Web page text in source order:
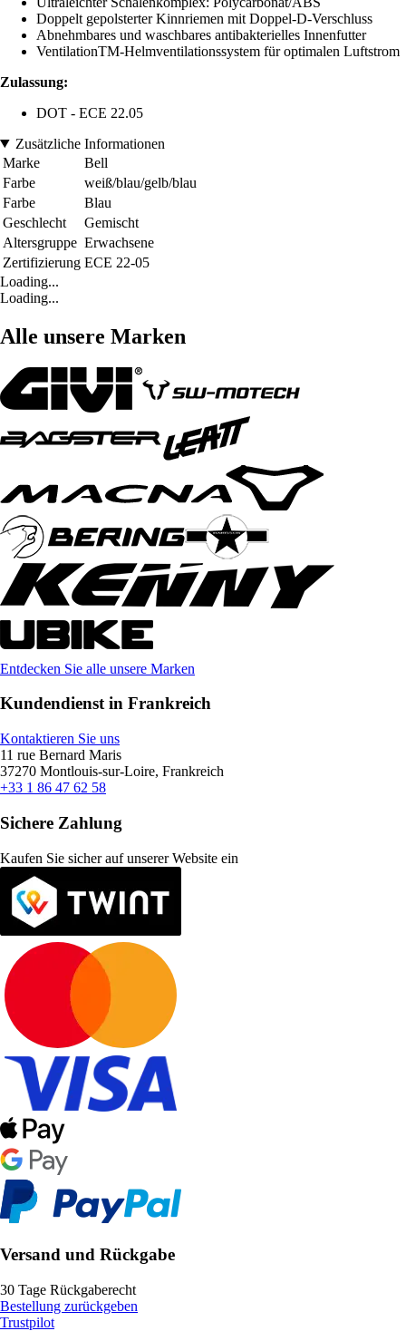
Doppelt gepolsterter Kinnriemen mit Doppel-D-Verschluss
Abnehmbares und waschbares antibakterielles Innenfutter
VentilationTM-Helmventilationssystem für optimalen Luftstrom
Zulassung:
DOT - ECE 22.05
Zusätzliche Informationen
Marke
Bell
Farbe
weiß/blau/gelb/blau
Farbe
Blau
Geschlecht
Gemischt
Altersgruppe Erwachsene
Zertifizierung ECE 22-05
Loading...
Loading...
Alle unsere Marken
Entdecken Sie alle unsere Marken
Kundendienst in Frankreich
Kontaktieren Sie uns
11 rue Bernard Maris
37270 Montlouis-sur-Loire, Frankreich
+33 1 86 47 62 58
Sichere Zahlung
Kaufen Sie sicher auf unserer Website ein
Versand und Rückgabe
30 Tage Rückgaberecht
Bestellung zurückgeben
Trustpilot